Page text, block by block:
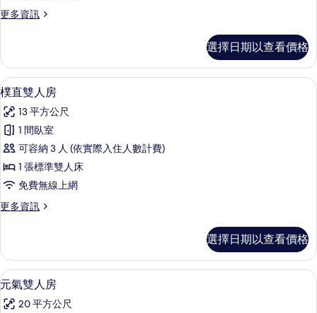
的
有
相
片
更多資訊
更
雙
人
房
詳
情
選擇日期以查看價格
顯
示
樸
直
雙
人
的
有
相
片
樸直雙人房 | 遮光布/窗簾、熨斗/熨衣
1
樸直雙人房
13 平方公尺
1 間臥室
可容納 3 人 (依實際入住人數計費)
1 張標準雙人床
免費無線上網
更多資訊
更
雙
人
房
詳
選擇日期以查看價格
顯
示
元氣雙人房 | 遮光布/窗簾、熨斗/熨衣
2
元氣雙人房
20 平方公尺